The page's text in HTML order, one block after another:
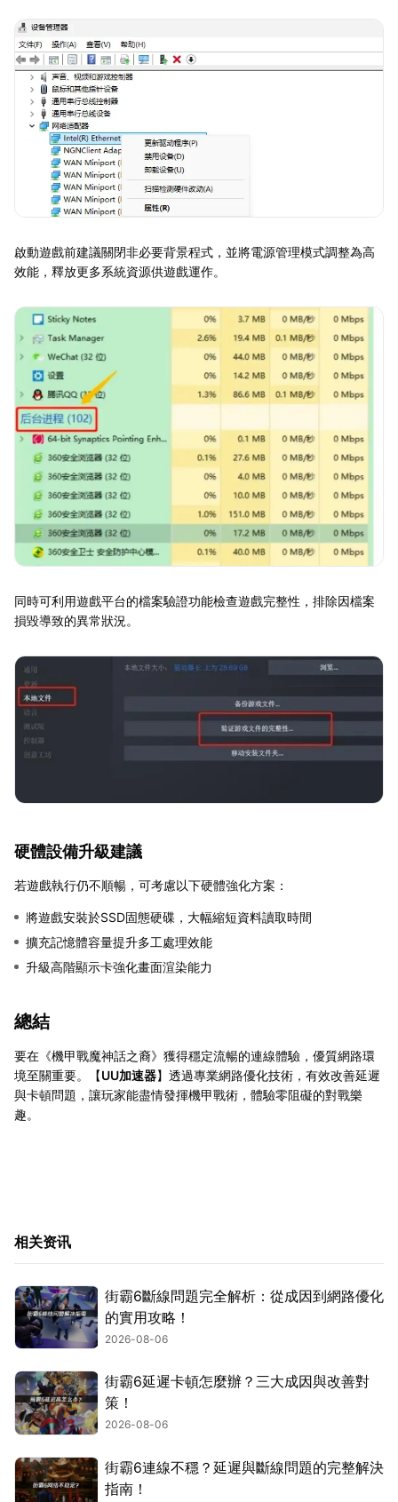
啟動遊戲前建議關閉非必要背景程式，並將電源管理模式調整為高
效能，釋放更多系統資源供遊戲運作。
同時可利用遊戲平台的檔案驗證功能檢查遊戲完整性，排除因檔案
損毀導致的異常狀況。
硬體設備升級建議
若遊戲執行仍不順暢，可考慮以下硬體強化方案：
將遊戲安裝於SSD固態硬碟，大幅縮短資料讀取時間
擴充記憶體容量提升多工處理效能
升級高階顯示卡強化畫面渲染能力
總結
要在《機甲戰魔神話之裔》獲得穩定流暢的連線體驗，優質網路環
境至關重要。【UU加速器】透過專業網路優化技術，有效改善延遲
與卡頓問題，讓玩家能盡情發揮機甲戰術，體驗零阻礙的對戰樂
趣。
相关资讯
街霸6斷線問題完全解析：從成因到網路優化
的實用攻略！
2026-08-06
街霸6延遲卡頓怎麼辦？三大成因與改善對
策！
2026-08-06
街霸6連線不穩？延遲與斷線問題的完整解決
指南！